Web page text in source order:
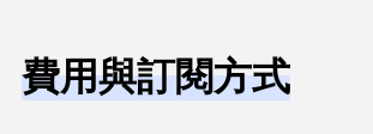
費用與訂閱方式